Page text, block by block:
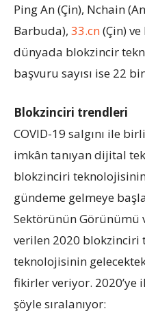
Ping An (Çin), Nchain
Barbuda), 33.cn(Çin)
dünyada blokzincir
başvuru sayısı ise 22
Blokzinciri trendleri
COVID-19 salgını ile
imkân tanıyan dijital
blokzinciri
gündeme gelmeye
Sektörünün Görünümü
verilen 2020
teknolojisinin
fikirler veriyor.
şöyle sıralanıyor: